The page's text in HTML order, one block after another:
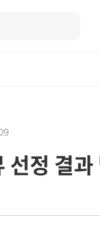
정 결